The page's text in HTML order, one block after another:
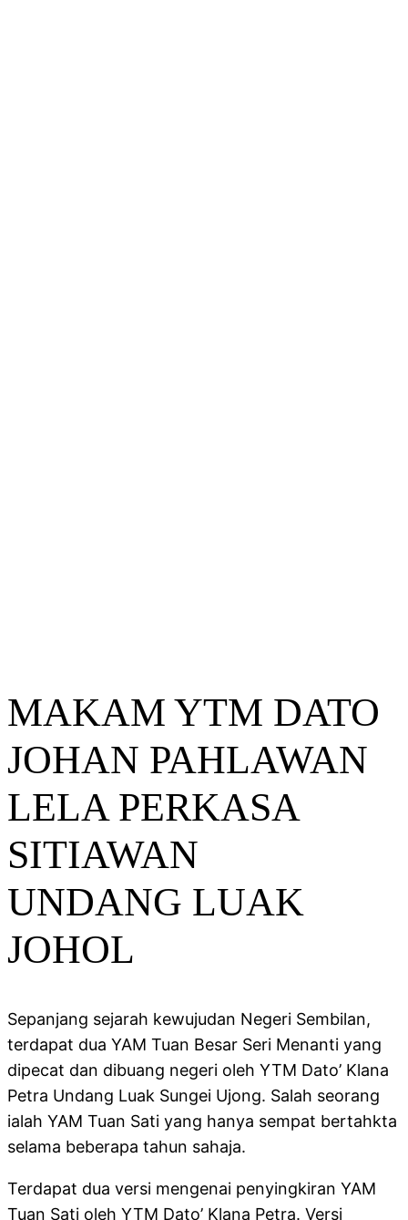
MAKAM YTM DATO
JOHAN PAHLAWAN
LELA PERKASA
SITIAWAN
UNDANG LUAK
JOHOL
Sepanjang sejarah kewujudan Negeri Sembilan,
terdapat dua YAM Tuan Besar Seri Menanti yang
dipecat dan dibuang negeri oleh YTM Dato’ Klana
Petra Undang Luak Sungei Ujong. Salah seorang
ialah YAM Tuan Sati yang hanya sempat bertahkta
selama beberapa tahun sahaja.
Terdapat dua versi mengenai penyingkiran YAM
Tuan Sati oleh YTM Dato’ Klana Petra. Versi